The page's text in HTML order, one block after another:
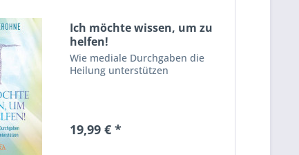
Ich möchte wissen, um zu
helfen!
Wie mediale Durchgaben die
Heilung unterstützen
19,99 € *